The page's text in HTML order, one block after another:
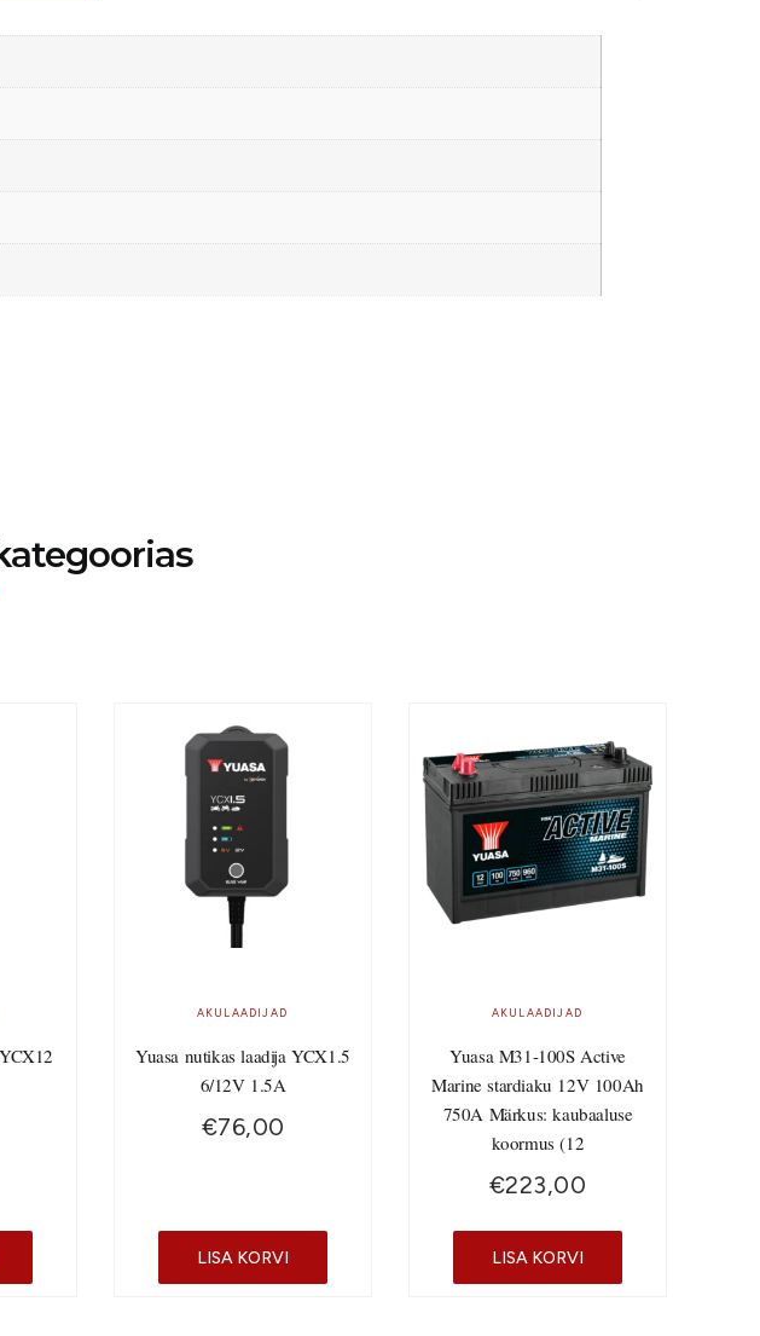
AKULAADIJAD
Yuasa nutikas laadija YCX1.5
6/12V 1.5A
€76,00
LISA KORVI
AKULAADIJAD
Yuasa M31-100S Active
Marine stardiaku 12V 100Ah
750A Märkus: kaubaaluse
koormus (12
€223,00
LISA KORVI